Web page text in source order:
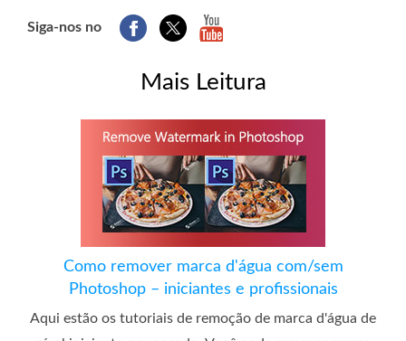
Siga-nos no
Mais Leitura
Como remover marca d'água com/sem
Photoshop – iniciantes e profissionais
Aqui estão os tutoriais de remoção de marca d'água de